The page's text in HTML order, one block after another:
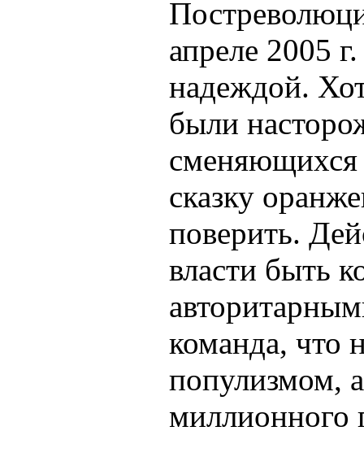
апреле 2005
надеждой.
были
сменяющихся
сказку
поверить.
власти быть
команда, что
популизмом,
миллионного